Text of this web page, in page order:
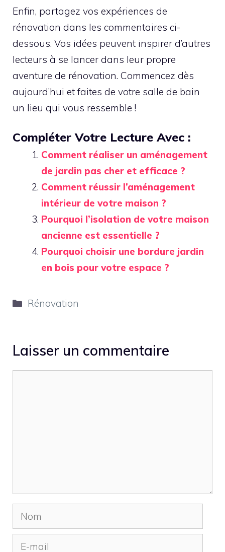
Enfin, partagez vos expériences de
rénovation dans les commentaires ci-
dessous. Vos idées peuvent inspirer d’autres
lecteurs à se lancer dans leur propre
aventure de rénovation. Commencez dès
aujourd’hui et faites de votre salle de bain
un lieu qui vous ressemble !
Compléter Votre Lecture Avec :
Comment réaliser un aménagement
de jardin pas cher et efficace ?
Comment réussir l’aménagement
intérieur de votre maison ?
Pourquoi l’isolation de votre maison
ancienne est essentielle ?
Pourquoi choisir une bordure jardin
en bois pour votre espace ?
Catégories
Rénovation
Laisser un commentaire
Nom